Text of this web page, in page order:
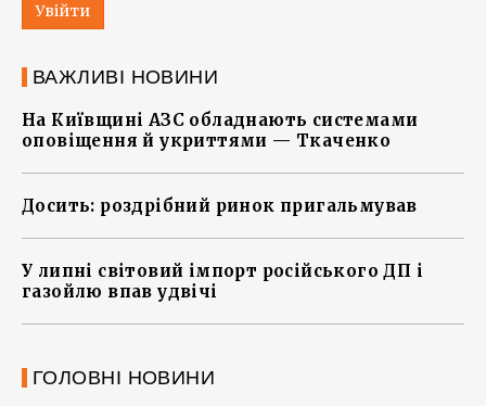
Увійти
ВАЖЛИВІ НОВИНИ
На Київщині АЗС обладнають системами
оповіщення й укриттями — Ткаченко
Досить: роздрібний ринок пригальмував
У липні світовий імпорт російського ДП і
газойлю впав удвічі
ГОЛОВНІ НОВИНИ